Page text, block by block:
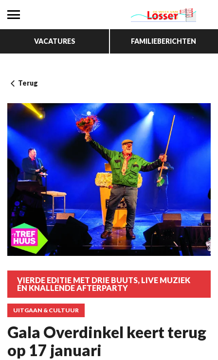
VACATURES FAMILIEBERICHTEN
Terug
VIERDE EDITIE MET DRIE BUUTS, LIVE MUZIEK
ÉN KNALLENDE AFTERPARTY
UITGAAN & CULTUUR
Gala Overdinkel keert terug
op 17 januari